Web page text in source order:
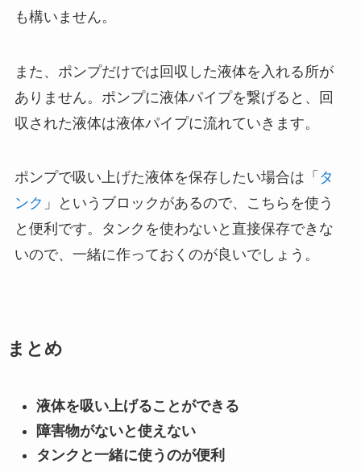
も構いません。
また、ポンプだけでは回収した液体を入れる所が
ありません。ポンプに液体パイプを繋げると、回
収された液体は液体パイプに流れていきます。
ポンプで吸い上げた液体を保存したい場合は「 タ
ンク 」というブロックがあるので、こちらを使う
と便利です。タンクを使わないと直接保存できな
いので、一緒に作っておくのが良いでしょう。
まとめ
液体を吸い上げることができる
障害物がないと使えない
タンクと一緒に使うのが便利